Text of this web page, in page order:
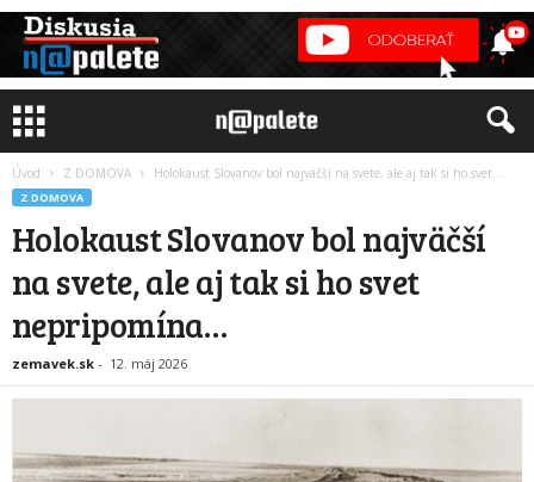
Úvod Z DOMOVA Holokaust Slovanov bol najväčší na svete, ale aj tak si ho svet...
Z DOMOVA
Holokaust Slovanov bol najväčší
na svete, ale aj tak si ho svet
nepripomína…
zemavek.sk - 12. máj 2026